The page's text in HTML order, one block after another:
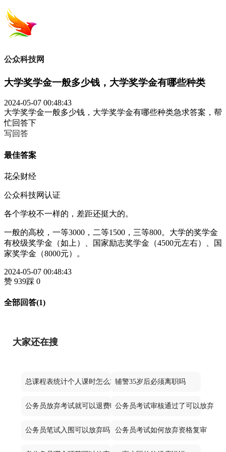
公众科技网
大学奖学金一般多少钱，大学奖学金有哪些种类
2024-05-07 00:48:43
大学奖学金一般多少钱，大学奖学金有哪些种类急求答案，帮
忙回答下
写回答
最佳答案
花朵财经
公众科技网认证
各个学校不一样的，差距还挺大的。
一般的高校，一等3000，二等1500，三等800。大学的奖学金
有校级奖学金（如上）、国家励志奖学金（4500元左右）、国
家奖学金（8000元）。
2024-05-07 00:48:43
赞 939踩 0
全部回答(1)
大家还在搜
总课程表统计个人课时怎么算辅警35岁后必须离职吗
公务员放弃考试就可以退费吗公务员考试审核通过了可以放弃不
公务员笔试入围可以放弃吗 公务员考试如何放弃资格复审